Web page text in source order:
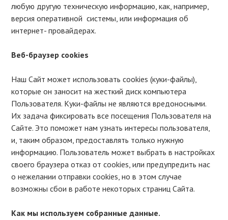
любую другую техническую информацию, как, например,
версия оперативной системы, или информация об
интернет- провайдерах.
Веб-браузер cookies
Наш Сайт может использовать cookies (куки-файлы),
которые он заносит на жесткий диск компьютера
Пользователя. Куки-файлы не являются вредоносными.
Их задача фиксировать все посещения Пользователя на
Сайте. Это поможет нам узнать интересы пользователя,
и, таким образом, предоставлять только нужную
информацию. Пользователь может выбрать в настройках
своего браузера отказ от cookies, или предупредить нас
о нежелании отправки cookies, но в этом случае
возможны сбои в работе некоторых страниц Сайта.
Как мы используем собранные данные.